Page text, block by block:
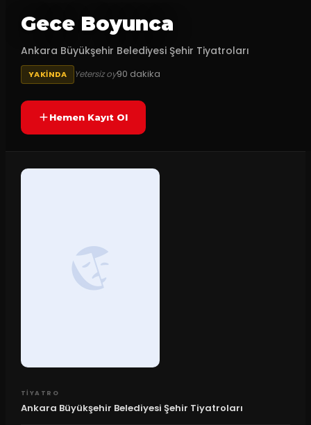
Gece Boyunca
Ankara Büyükşehir Belediyesi Şehir Tiyatroları
YAKINDA Yetersiz oy90 dakika
Hemen Kayıt Ol
TIYATRO
Ankara Büyükşehir Belediyesi Şehir Tiyatroları